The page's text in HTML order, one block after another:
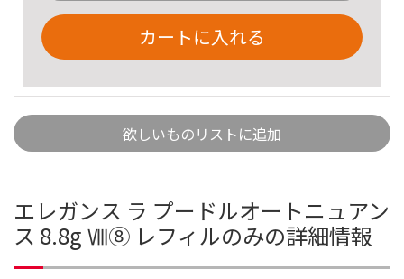
カートに入れる
欲しいものリストに追加
エレガンス ラ プードルオートニュアン
ス 8.8g Ⅷ⑧ レフィルのみの詳細情報